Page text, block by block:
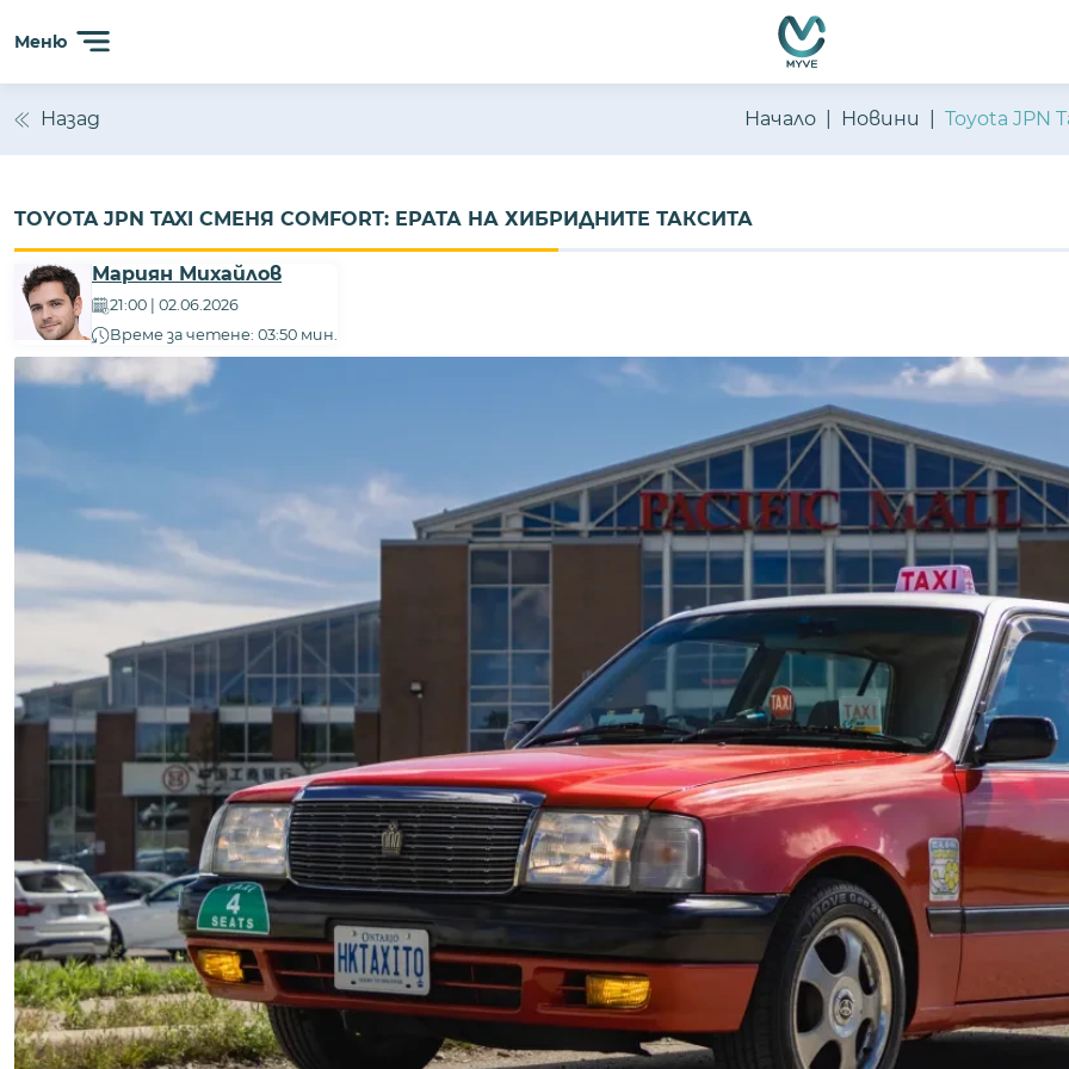
Меню
Назад Начало Новини Toyota JPN
TOYOTA JPN TAXI СМЕНЯ COMFORT: ЕРАТА НА ХИБРИДНИТЕ ТАКСИТА
Мариян Михайлов
21:00 | 02.06.2026
Време за четене: 03:50 мин.